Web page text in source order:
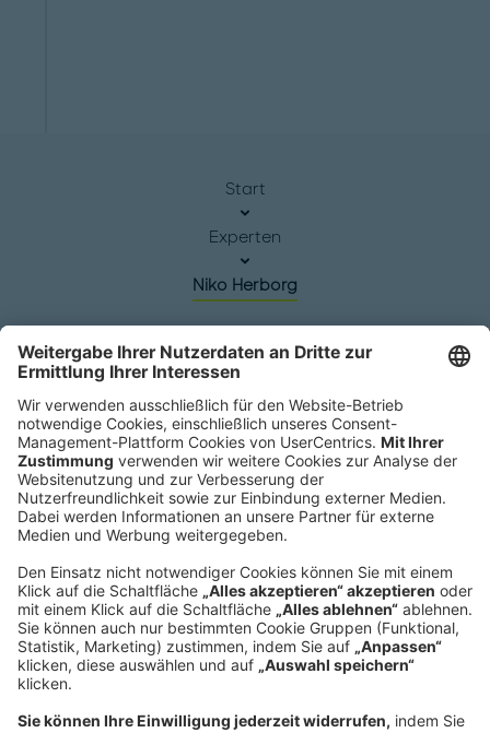
Start
Experten
Niko Herborg
Hauptsitz
Roland Berger GmbH
Sederanger 1
80538 München
Deutschland
Fax:
+49 89 9230-8202
Mail:
Senden Sie eine Nachricht
NEWSROOM